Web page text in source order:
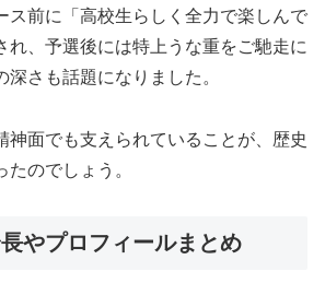
ス前に「高校生らしく全力で楽しんで
れ、予選後には特上うな重をご馳走に
深さも話題になりました。
神面でも支えられていることが、歴史
のでしょう。
やプロフィールまとめ